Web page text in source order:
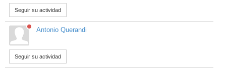
vBox
vPages
Notifications
Seguir su actividad
Antonio Querandi
Seguir su actividad